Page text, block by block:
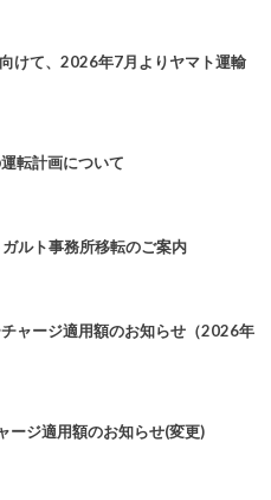
けて、2026年7月よりヤマト運輸
転計画について
ルト事務所移転のご案内
ャージ適用額のお知らせ（2026年
ジ適用額のお知らせ(変更)